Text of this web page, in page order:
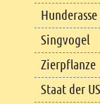
Hunderasse
Singvogel
Zierpflanze
Staat der